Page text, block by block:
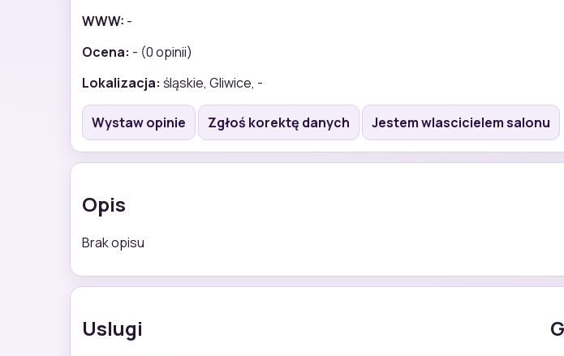
WWW: -
Ocena: - (0 opinii)
Lokalizacja: śląskie, Gliwice, -
Wystaw opinie Zgłoś korektę danych Jestem wlascicielem salonu
Opis
Brak opisu
Uslugi